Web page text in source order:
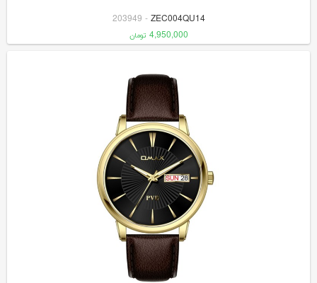
ZEC004QU14
-
203949
4,950,000 تومان